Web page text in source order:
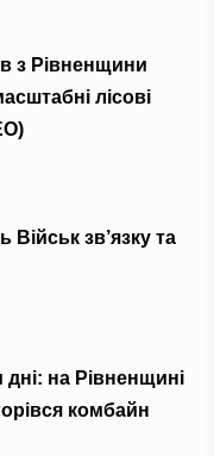
з Рівненщини
лісові
Військ зв’язку та
на Рівненщині
комбайн